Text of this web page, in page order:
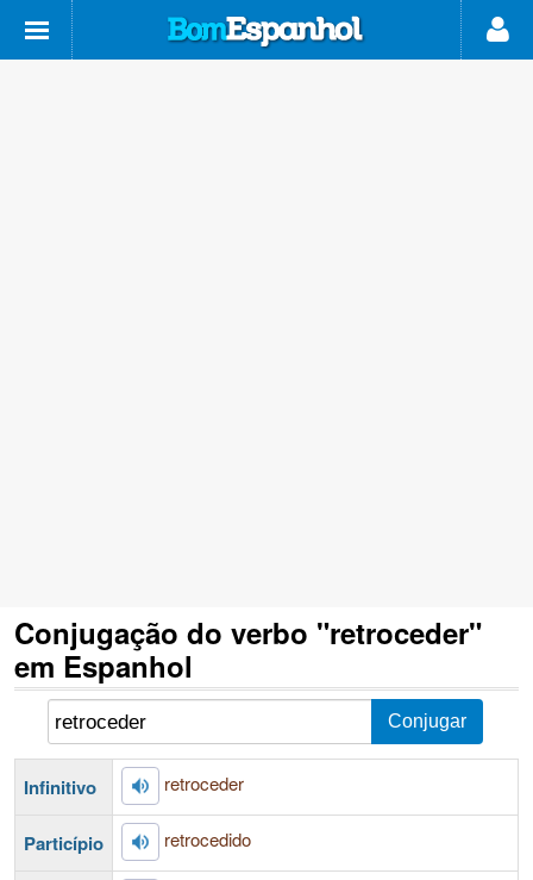
Conjugação do verbo "retroceder"
em Espanhol
Infinitivo retroceder
Particípio retrocedido